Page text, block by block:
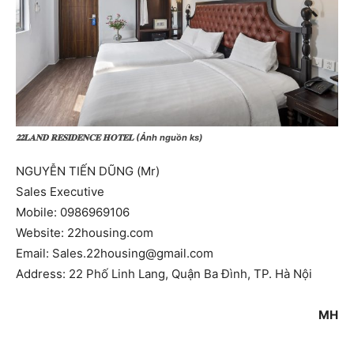
𝟐𝟐𝐋𝐀𝐍𝐃 𝐑𝐄𝐒𝐈𝐃𝐄𝐍𝐂𝐄 𝐇𝐎𝐓𝐄𝐋 (Ảnh nguồn ks)
NGUYỄN TIẾN DŨNG (Mr)
Sales Executive
Mobile: 0986969106
Website: 22housing.com
Email: Sales.22housing@gmail.com
Address: 22 Phố Linh Lang, Quận Ba Đình, TP. Hà Nội
MH